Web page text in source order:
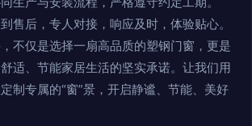
到售后，专人对接，响应及时，体验贴心。
不仅是选择一扇高品质的塑钢门窗，更是
适、节能家居生活的坚实承诺。让我们用
制专属的“窗”景，开启静谧、节能、美好